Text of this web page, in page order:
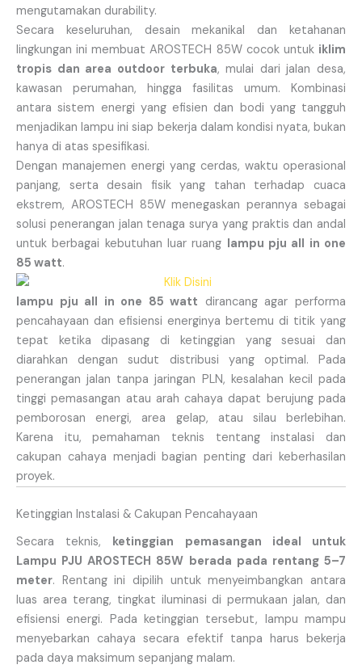
mengutamakan durability.
Secara keseluruhan, desain mekanikal dan ketahanan
lingkungan ini membuat AROSTECH 85W cocok untuk iklim
tropis dan area outdoor terbuka, mulai dari jalan desa,
kawasan perumahan, hingga fasilitas umum. Kombinasi
antara sistem energi yang efisien dan bodi yang tangguh
menjadikan lampu ini siap bekerja dalam kondisi nyata, bukan
hanya di atas spesifikasi.
Dengan manajemen energi yang cerdas, waktu operasional
panjang, serta desain fisik yang tahan terhadap cuaca
ekstrem, AROSTECH 85W menegaskan perannya sebagai
solusi penerangan jalan tenaga surya yang praktis dan andal
untuk berbagai kebutuhan luar ruang lampu pju all in one
85 watt.
lampu pju all in one 85 watt dirancang agar performa
pencahayaan dan efisiensi energinya bertemu di titik yang
tepat ketika dipasang di ketinggian yang sesuai dan
diarahkan dengan sudut distribusi yang optimal. Pada
penerangan jalan tanpa jaringan PLN, kesalahan kecil pada
tinggi pemasangan atau arah cahaya dapat berujung pada
pemborosan energi, area gelap, atau silau berlebihan.
Karena itu, pemahaman teknis tentang instalasi dan
cakupan cahaya menjadi bagian penting dari keberhasilan
proyek.
Ketinggian Instalasi & Cakupan Pencahayaan
Secara teknis, ketinggian pemasangan ideal untuk
Lampu PJU AROSTECH 85W berada pada rentang 5–7
meter. Rentang ini dipilih untuk menyeimbangkan antara
luas area terang, tingkat iluminasi di permukaan jalan, dan
efisiensi energi. Pada ketinggian tersebut, lampu mampu
menyebarkan cahaya secara efektif tanpa harus bekerja
pada daya maksimum sepanjang malam.